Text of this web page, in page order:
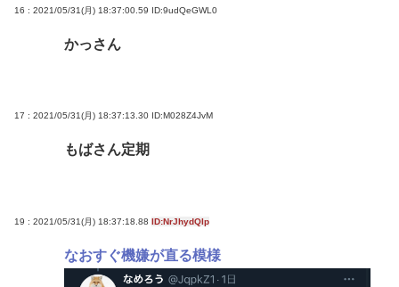
16 : 2021/05/31(月) 18:37:00.59 ID:9udQeGWL0
かっさん
17 : 2021/05/31(月) 18:37:13.30 ID:M028Z4JvM
もばさん定期
19 : 2021/05/31(月) 18:37:18.88 ID:NrJhydQIp
なおすぐ機嫌が直る模様